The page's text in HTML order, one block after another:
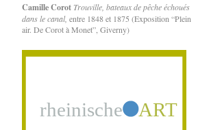
Camille Corot Trouville, bateaux de pêche échoués
dans le canal, entre 1848 et 1875 (Exposition “Plein
air. De Corot à Monet”, Giverny)